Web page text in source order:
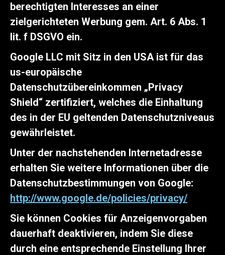
berechtigten Interesses an einer
zielgerichteten Werbung gem. Art. 6 Abs. 1
lit. f DSGVO ein.
Google LLC mit Sitz in den USA ist für das
us-europäische
Datenschutzübereinkommen „Privacy
Shield“ zertifiziert, welches die Einhaltung
des in der EU geltenden Datenschutzniveaus
gewährleistet.
Unter der nachstehenden Internetadresse
erhalten Sie weitere Informationen über die
Datenschutzbestimmungen von Google:
http://www.google.de/policies/privacy/
Sie können Cookies für Anzeigenvorgaben
dauerhaft deaktivieren, indem Sie diese
durch eine entsprechende Einstellung Ihrer